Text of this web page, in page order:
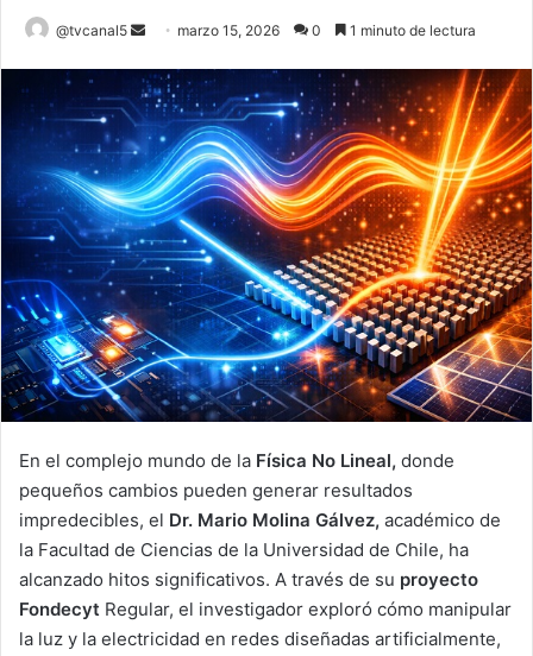
@tvcanal5
Send
email
marzo 15, 2026 0 1 minuto de lectura
En el complejo mundo de la Física No Lineal, donde
pequeños cambios pueden generar resultados
impredecibles, el Dr. Mario Molina Gálvez, académico de
la Facultad de Ciencias de la Universidad de Chile, ha
alcanzado hitos significativos. A través de su proyecto
Fondecyt Regular, el investigador exploró cómo manipular
la luz y la electricidad en redes diseñadas artificialmente,